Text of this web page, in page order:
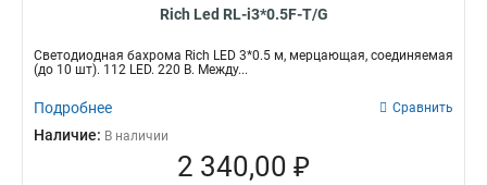
Rich Led RL-i3*0.5F-T/G
Светодиодная бахрома Rich LED 3*0.5 м, мерцающая, соединяемая
(до 10 шт). 112 LED. 220 В. Между...
Подробнее Сравнить
Наличие: В наличии
2 340,00 ₽